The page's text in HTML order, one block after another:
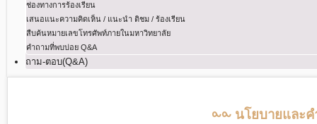
ช่องทางการร้องเรียน
เสนอแนะความคิดเห็น / แนะนำ ติชม / ร้องเรียน
สืบค้นหมายเลขโทรศัพท์ภายในมหาวิทยาลัย
คำถามที่พบบ่อย Q&A
ถาม-ตอบ(Q&A)
⧜⧜ นโยบายและค